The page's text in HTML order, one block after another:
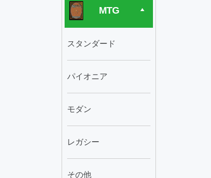
MTG
スタンダード
パイオニア
モダン
レガシー
その他